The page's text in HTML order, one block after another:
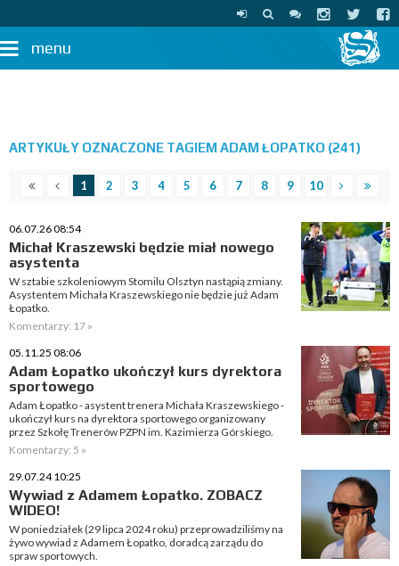
menu
ARTYKUŁY OZNACZONE TAGIEM ADAM ŁOPATKO (241)
1 2 3 4 5 6 7 8 9 10
06.07.26 08:54
Michał Kraszewski będzie miał nowego
asystenta
W sztabie szkoleniowym Stomilu Olsztyn nastąpią zmiany.
Asystentem Michała Kraszewskiego nie będzie już Adam
Łopatko.
Komentarzy: 17 »
05.11.25 08:06
Adam Łopatko ukończył kurs dyrektora
sportowego
Adam Łopatko - asystent trenera Michała Kraszewskiego -
ukończył kurs na dyrektora sportowego organizowany
przez Szkołę Trenerów PZPN im. Kazimierza Górskiego.
Komentarzy: 5 »
29.07.24 10:25
Wywiad z Adamem Łopatko. ZOBACZ
WIDEO!
W poniedziałek (29 lipca 2024 roku) przeprowadziliśmy na
żywo wywiad z Adamem Łopatko, doradcą zarządu do
spraw sportowych.